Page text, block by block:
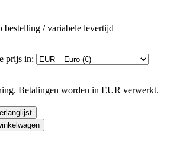
bestelling / variabele levertijd
prijs in:
Betalingen worden in EUR verwerkt.